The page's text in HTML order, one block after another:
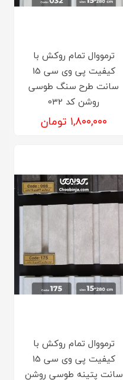
ترمووال تمام روکش با
کیفیت پی وی سی 15
سانت طرح سنگ طوسی
روشن کد 032
۱,۸۰۰,۰۰۰ تومان
ترمووال تمام روکش با
کیفیت پی وی سی 15
سانت پتینه طوسی روشن